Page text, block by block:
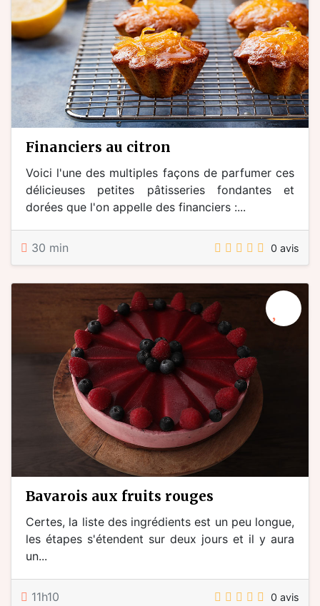
financiers au citron
Voici l'une des multiples façons de parfumer ces
délicieuses petites pâtisseries fondantes et
dorées que l'on appelle des financiers :...
30 min 0 avis
bavarois aux fruits rouges
Certes, la liste des ingrédients est un peu longue,
les étapes s'étendent sur deux jours et il y aura
un...
11h10 0 avis